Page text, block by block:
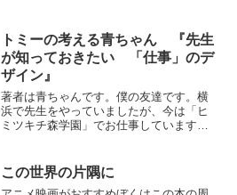
く、いそいそ、うろうろ、おずぞず、ぐ
んぐん、こそこそ、ざくざく...
トミーの考える青ちゃん 『先生
が知っておきたい 「仕事」のデ
ザイン』
著者は青ちゃんです。僕の友達です。横
浜で先生をやっていましたが、今は「ヒ
ミツキチ森学園」でお仕事しています。
プを通じて出会った仲間です。約１５年
ぐらい前かな。SNSなど...
この世界の片隅に